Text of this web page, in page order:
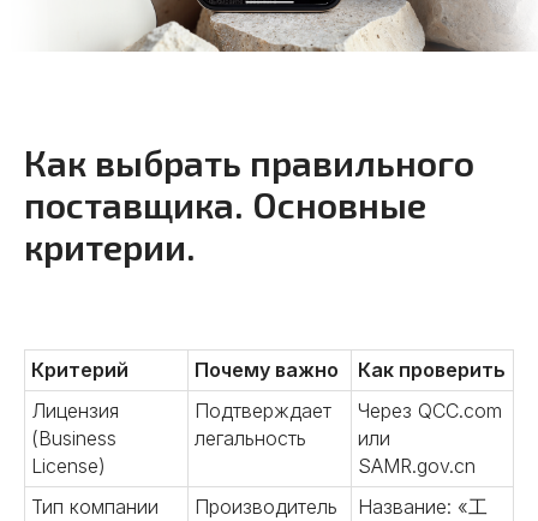
Как выбрать правильного
поставщика. Основные
критерии.
Критерий Почему важно
Как проверить
Лицензия
(Business
License)
Подтверждает
легальность
Через QCC.com
или
SAMR.gov.cn
Тип компании
Производитель
Название: «工